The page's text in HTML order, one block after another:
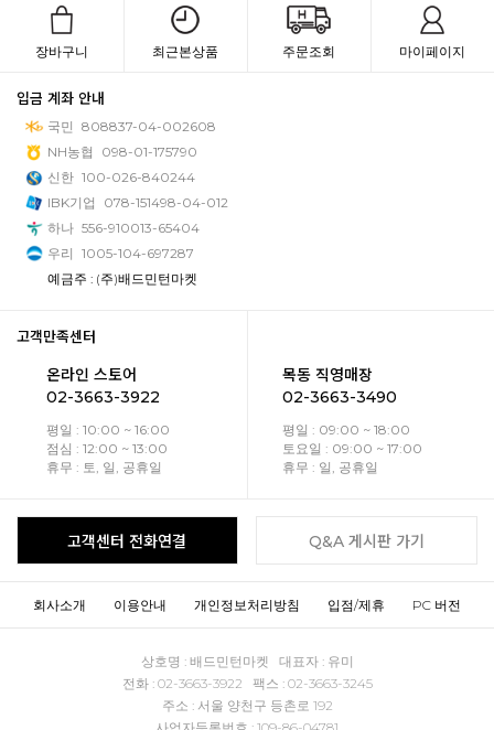
장바구니 최근본상품 주문조회 마이페이지
입금 계좌 안내
국민 808837-04-002608
NH농협
098-01-175790
신한 100-026-840244
IBK기업
078-151498-04-012
하나 556-910013-65404
우리 1005-104-697287
예금주 : (주)배드민턴마켓
고객만족센터
온라인 스토어
02-3663-3922
평일 : 10:00 ~ 16:00
점심 : 12:00 ~ 13:00
휴무 : 토, 일, 공휴일
목동 직영매장
02-3663-3490
평일 : 09:00 ~ 18:00
토요일 : 09:00 ~ 17:00
휴무 : 일, 공휴일
고객센터 전화연결 Q&A 게시판 가기
회사소개 이용안내 개인정보처리방침 입점/제휴 PC 버전
상호명 : 배드민턴마켓 대표자 : 유미
전화 : 02-3663-3922 팩스 : 02-3663-3245
주소 : 서울 양천구 등촌로 192